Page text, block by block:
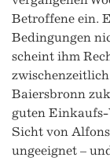
Betroffene ein.
Bedingungen
scheint ihm
Baiersbronn
guten Einkaufs-
Sicht von
ungeeignet –